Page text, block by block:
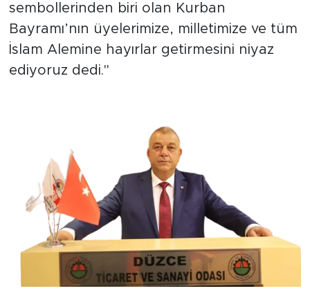
sembollerinden biri olan Kurban
Bayramı’nın üyelerimize, milletimize ve tüm
İslam Alemine hayırlar getirmesini niyaz
ediyoruz dedi.''